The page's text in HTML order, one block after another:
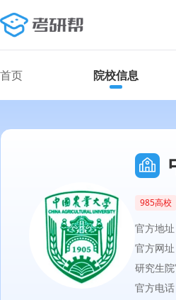
首页 院校信息
985高校
官方地
官方网址
研究生院
官方电